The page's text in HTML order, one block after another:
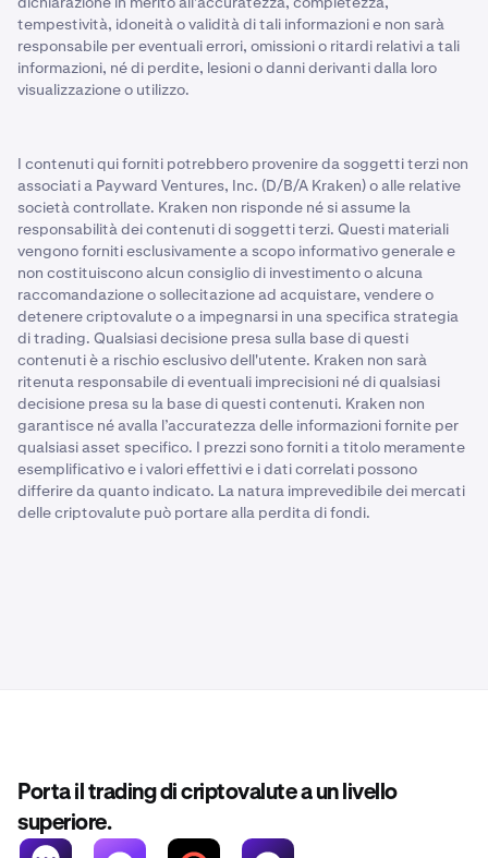
tempestività, idoneità o validità di tali informazioni e non sarà
responsabile per eventuali errori, omissioni o ritardi relativi a tali
informazioni, né di perdite, lesioni o danni derivanti dalla loro
visualizzazione o utilizzo.
I contenuti qui forniti potrebbero provenire da soggetti terzi non
associati a Payward Ventures, Inc. (D/B/A Kraken) o alle relative
società controllate. Kraken non risponde né si assume la
responsabilità dei contenuti di soggetti terzi. Questi materiali
vengono forniti esclusivamente a scopo informativo generale e
non costituiscono alcun consiglio di investimento o alcuna
raccomandazione o sollecitazione ad acquistare, vendere o
detenere criptovalute o a impegnarsi in una specifica strategia
di trading. Qualsiasi decisione presa sulla base di questi
contenuti è a rischio esclusivo dell'utente. Kraken non sarà
ritenuta responsabile di eventuali imprecisioni né di qualsiasi
decisione presa su la base di questi contenuti. Kraken non
garantisce né avalla l’accuratezza delle informazioni fornite per
qualsiasi asset specifico. I prezzi sono forniti a titolo meramente
esemplificativo e i valori effettivi e i dati correlati possono
differire da quanto indicato. La natura imprevedibile dei mercati
delle criptovalute può portare alla perdita di fondi.
Porta il trading di criptovalute a un livello
superiore.